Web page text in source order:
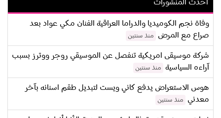
احدث المنشورات
وفاة نجم الكوميديا والدراما العراقية الفنان مكي عواد بعد
صراع مع المرض
منذ سنتين
شركة موسيقى امريكية تنفصل عن الموسيقي روجر ووترز بسبب
آراءه السياسية
منذ سنتين
هوس الاستعراض يدفع كاني ويست لتبديل طقم اسنانه بآخر
معدني
منذ سنتين